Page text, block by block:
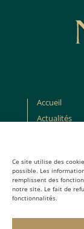
Ce site utilise des
possible. Les
remplissent des
notre site. Le fait de
fonctionnalités.
Accueil
Actualités
Contact
Cabinet